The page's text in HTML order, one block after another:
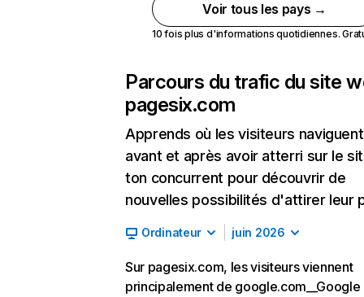
Voir tous les pays →
10 fois plus d'informations quotidiennes.
Parcours du trafic du site
pagesix.com
Apprends où les visiteurs naviguent
avant et après avoir atterri sur le
ton concurrent pour découvrir de
nouvelles possibilités d'attirer leur
Ordinateur juin 2026
Sur pagesix.com, les visiteurs viennent
principalement de google.com__Google